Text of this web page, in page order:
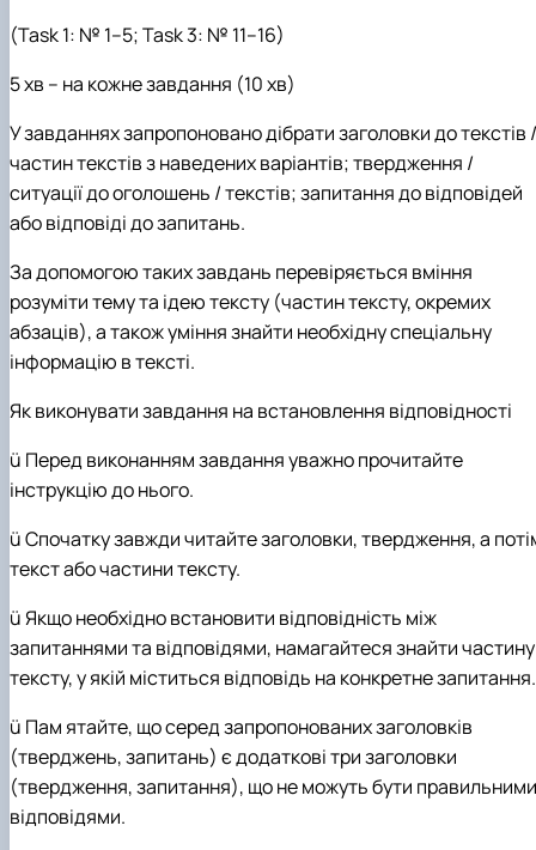
(Task 1: № 1–5; Task 3: № 11–16)
5 хв – на кожне завдання (10 хв)
У завданнях запропоновано дібрати заголовки до текстів /
частин текстів з наведених варіантів; твердження /
ситуації до оголошень / текстів; запитання до відповідей
або відповіді до запитань.
За допомогою таких завдань перевіряється вміння
розуміти тему та ідею тексту (частин тексту, окремих
абзаців), а також уміння знайти необхідну спеціальну
інформацію в тексті.
Як виконувати завдання на встановлення відповідності
ü Перед виконанням завдання уважно прочитайте
інструкцію до нього.
üСпочатку завжди читайте заголовки, твердження, а
текст або частини тексту.
üЯкщо необхідно встановити відповідність між
запитаннями та відповідями, намагайтеся знайти частину
тексту, у якій міститься відповідь на конкретне запитання.
ü Пам ятайте, що серед запропонованих заголовків
(тверджень, запитань) є додаткові три заголовки
(твердження, запитання), що не можуть бути правильними
відповідями.